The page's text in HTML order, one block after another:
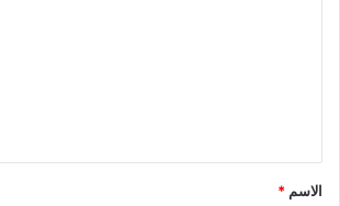
ق
*
الاسم *